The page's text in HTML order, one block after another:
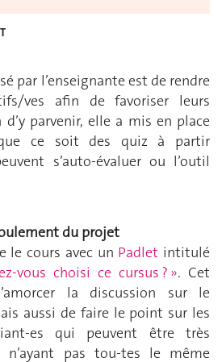
par l’enseignante est de rendre
ves afin de favoriser leurs
parvenir, elle a mis en place
ce soit des quiz à partir
s’auto-évaluer ou l’outil
du projet
le cours avec un Padlet intitulé
vous choisi ce cursus ? ». Cet
la discussion sur le
aussi de faire le point sur les
es qui peuvent être très
n’ayant pas tou-tes le même